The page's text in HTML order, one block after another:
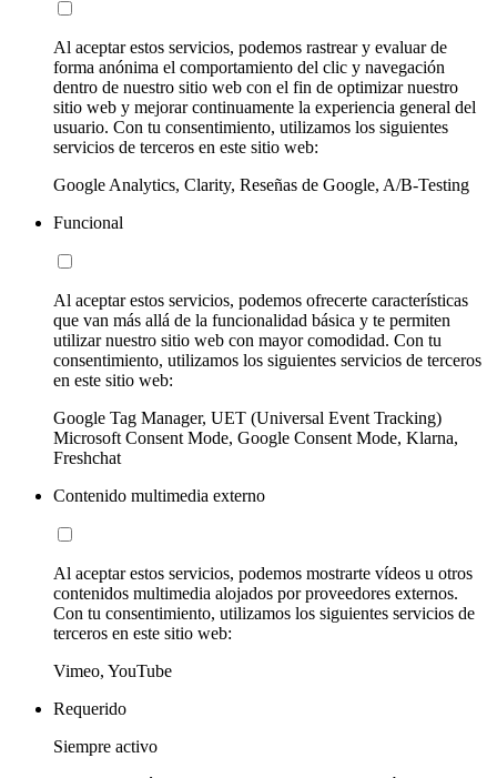
Al aceptar estos servicios, podemos rastrear y evaluar de
forma anónima el comportamiento del clic y navegación
dentro de nuestro sitio web con el fin de optimizar nuestro
sitio web y mejorar continuamente la experiencia general del
usuario. Con tu consentimiento, utilizamos los siguientes
servicios de terceros en este sitio web:
Google Analytics, Clarity, Reseñas de Google, A/B-Testing
Funcional
Al aceptar estos servicios, podemos ofrecerte características
que van más allá de la funcionalidad básica y te permiten
utilizar nuestro sitio web con mayor comodidad. Con tu
consentimiento, utilizamos los siguientes servicios de terceros
en este sitio web:
Google Tag Manager, UET (Universal Event Tracking)
Microsoft Consent Mode, Google Consent Mode, Klarna,
Freshchat
Contenido multimedia externo
Al aceptar estos servicios, podemos mostrarte vídeos u otros
contenidos multimedia alojados por proveedores externos.
Con tu consentimiento, utilizamos los siguientes servicios de
terceros en este sitio web:
Vimeo, YouTube
Requerido
Siempre activo